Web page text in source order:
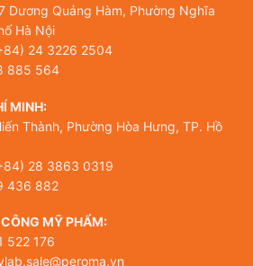
Dương Quảng Hàm, Phường Nghĩa
Hà Nội
24 3226 2504
885 564
MINH:
Thành, Phường Hòa Hưng, TP. Hồ
28 3863 0319
436 882
MỸ PHẨM:
522 176